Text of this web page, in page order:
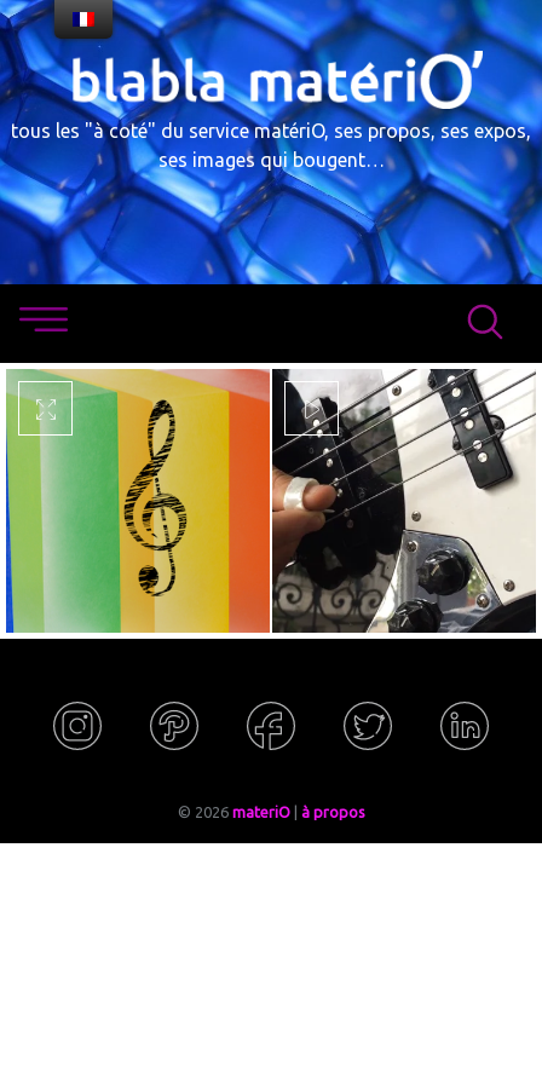
Skip
to
content
tous les "à coté" du service matériO, ses propos, ses expos,
ses images qui bougent…
© 2026 materiO| à propos